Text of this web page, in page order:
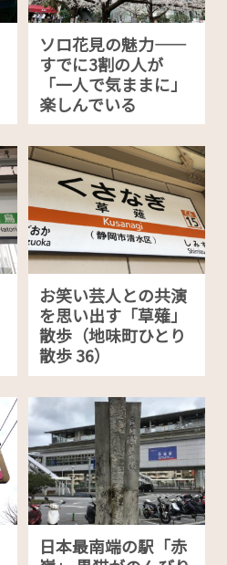
ソロ花見の魅力——
すでに3割の人が
「一人で気ままに」
楽しんでいる
お笑い芸人との共演
を思い出す「草薙」
散歩（地味町ひとり
散歩 36）
日本最南端の駅「赤